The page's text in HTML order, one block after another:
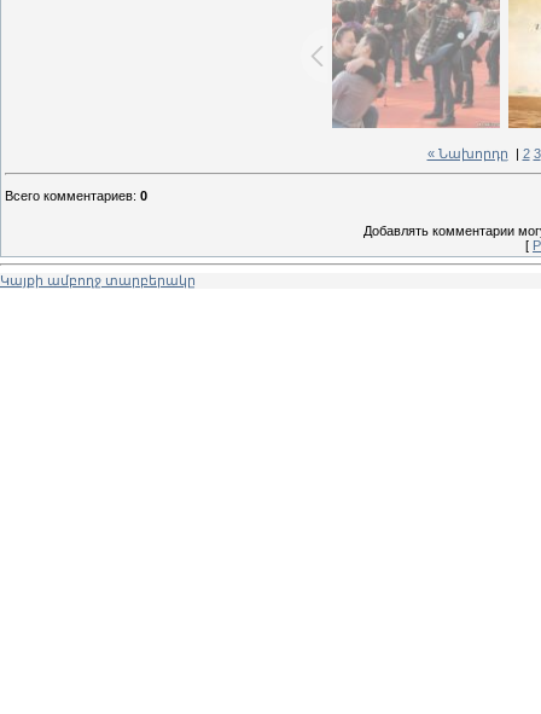
« Նախորդը 2 3
Всего комментариев: 0
Добавлять комментарии
[
Կայքի ամբողջ տարբերակը